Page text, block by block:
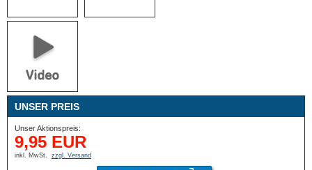
UNSER PREIS
Unser Aktionspreis:
9,95 EUR
inkl. MwSt. zzgl. Versand